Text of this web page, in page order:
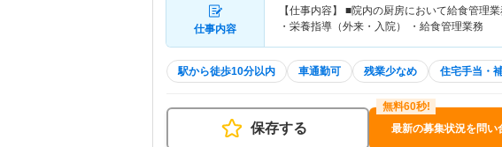
仕事内容
【仕事内容】 ■院内の厨房において給食管理
・栄養指導（外来・入院） ・給食管理業
駅から徒歩10分以内 車通勤可 残業少なめ 住宅手当・
保存する 最新の募集状況を問い